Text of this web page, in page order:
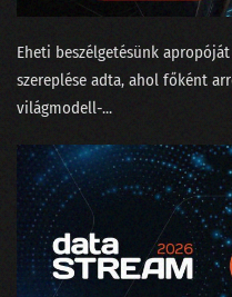
158 - Bál volt az
157 -
155 - A
153 - A
Eheti beszélgetésünk
szereplése⁠ adta, ahol főként
világmodell-...